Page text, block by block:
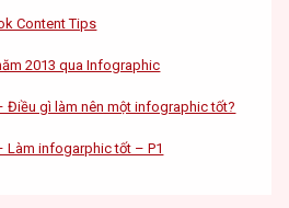
Content Tips
2013 qua Infographic
Điều gì làm nên một infographic tốt?
Làm infogarphic tốt – P1